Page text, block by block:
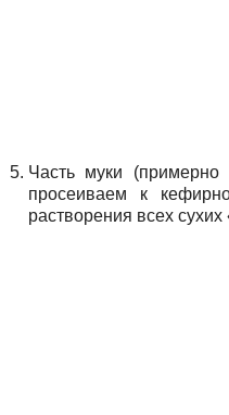
Часть муки
просеиваем к
растворения всех сухих